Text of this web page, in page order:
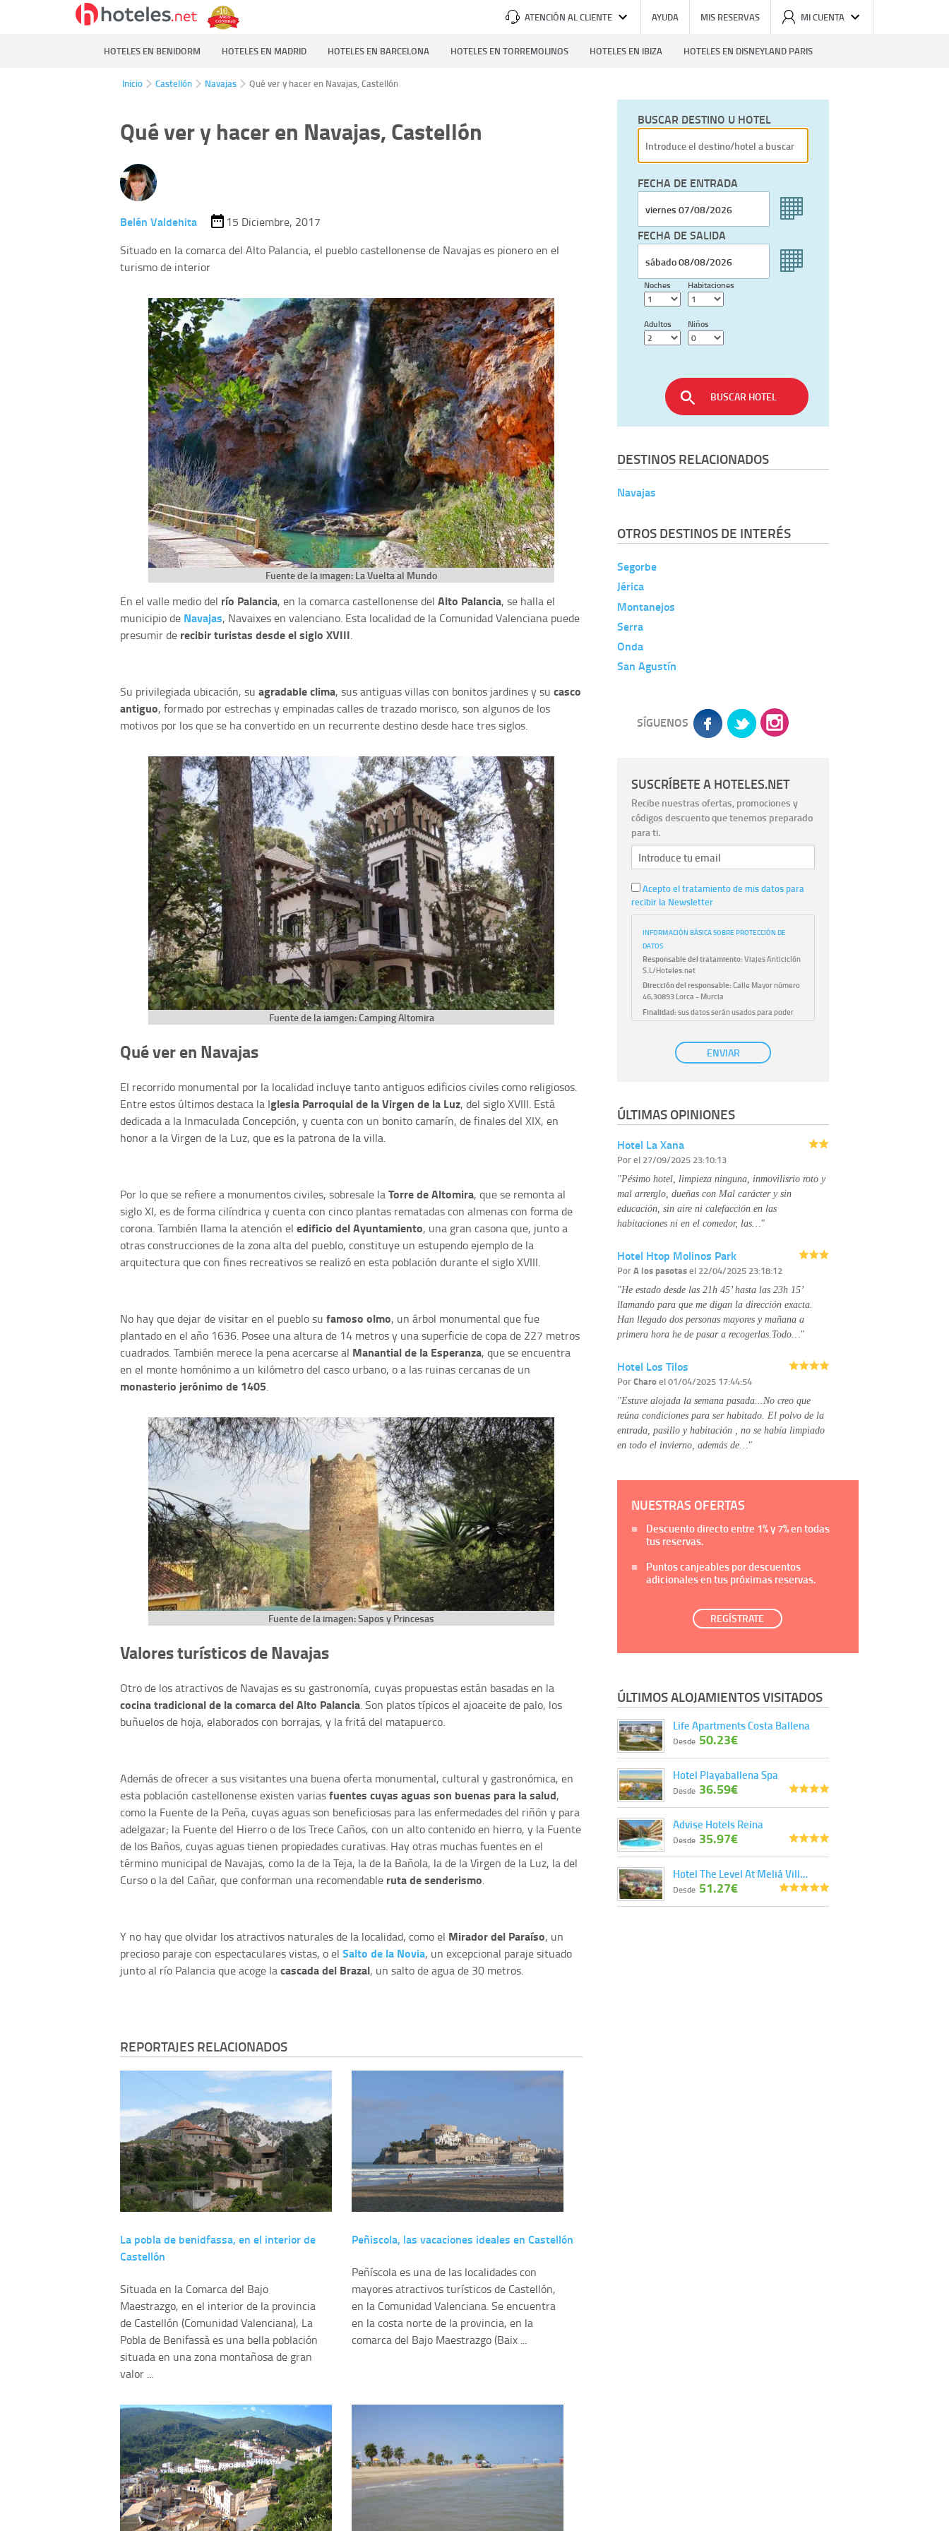
ATENCIÓN AL CLIENTE AYUDA MIS RESERVAS MI CUENTA
HOTELES EN BENIDORM HOTELES EN MADRID HOTELES EN BARCELONA HOTELES EN TORREMOLINOS HOTELES EN IBIZA HOTELES EN DISNEYLAND PARIS
Inicio Castellón Navajas Qué ver y hacer en Navajas, Castellón
Qué ver y hacer en Navajas, Castellón
Belén Valdehita
15 Diciembre, 2017
Situado en la comarca del Alto Palancia, el pueblo castellonense de Navajas es pionero en el
turismo de interior
Fuente de la imagen: La Vuelta al Mundo
En el valle medio del río Palancia, en la comarca castellonense del Alto Palancia, se halla el
municipio de Navajas, Navaixes en valenciano. Esta localidad de la Comunidad Valenciana puede
presumir de recibir turistas desde el siglo XVIII.
Su privilegiada ubicación, su agradable clima, sus antiguas villas con bonitos jardines y su casco
antiguo, formado por estrechas y empinadas calles de trazado morisco, son algunos de los
motivos por los que se ha convertido en un recurrente destino desde hace tres siglos.
Fuente de la iamgen: Camping Altomira
Qué ver en Navajas
El recorrido monumental por la localidad incluye tanto antiguos edificios civiles como religiosos.
Entre estos últimos destaca la Iglesia Parroquial de la Virgen de la Luz, del siglo XVIII. Está
dedicada a la Inmaculada Concepción, y cuenta con un bonito camarín, de finales del XIX, en
honor a la Virgen de la Luz, que es la patrona de la villa.
Por lo que se refiere a monumentos civiles, sobresale laTorre de Altomira, que se remonta al
siglo XI, es de forma cilíndrica y cuenta con cinco plantas rematadas con almenas con forma de
corona. También llama la atención el edificio del Ayuntamiento, una gran casona que, junto a
otras construcciones de la zona alta del pueblo, constituye un estupendo ejemplo de la
arquitectura que con fines recreativos se realizó en esta población durante el siglo XVIII.
No hay que dejar de visitar en el pueblo su famoso olmo, un árbol monumental que fue
plantado en el año 1636. Posee una altura de 14 metros y una superficie de copa de 227 metros
cuadrados. También merece la pena acercarse al Manantial de la Esperanza, que se encuentra
en el monte homónimo a un kilómetro del casco urbano, o a las ruinas cercanas de un
monasterio jerónimo de 1405.
Fuente de la imagen: Sapos y Princesas
Valores turísticos de Navajas
Otro de los atractivos de Navajas es su gastronomía, cuyas propuestas están basadas en la
cocina tradicional de la comarca del Alto Palancia. Son platos típicos el ajoaceite de palo, los
buñuelos de hoja, elaborados con borrajas, y la fritá del matapuerco.
Además de ofrecer a sus visitantes una buena oferta monumental, cultural y gastronómica, en
esta población castellonense existen variasfuentes cuyas aguas son buenas para la salud,
como la Fuente de la Peña, cuyas aguas son beneficiosas para las enfermedades del riñón y para
adelgazar; la Fuente del Hierro o de los Trece Caños, con un alto contenido en hierro, y la Fuente
de los Baños, cuyas aguas tienen propiedades curativas. Hay otras muchas fuentes en el
término municipal de Navajas, como la de la Teja, la de la Bañola, la de la Virgen de la Luz, la del
Curso o la del Cañar, que conforman una recomendable ruta de senderismo.
Y no hay que olvidar los atractivos naturales de la localidad, como el Mirador del Paraíso, un
precioso paraje con espectaculares vistas, o el Salto de la Novia, un excepcional paraje situado
junto al río Palancia que acoge lacascada del Brazal, un salto de agua de 30 metros.
REPORTAJES RELACIONADOS
La pobla de benidfassa, en el interior de
Castellón
Situada en la Comarca del Bajo
Maestrazgo, en el interior de la provincia
de Castellón (Comunidad Valenciana), La
Pobla de Benifassà es una bella población
situada en una zona montañosa de gran
valor ...
Peñiscola, las vacaciones ideales en Castellón
Peñíscola es una de las localidades con
mayores atractivos turísticos de Castellón,
en la Comunidad Valenciana. Se encuentra
en la costa norte de la provincia, en la
comarca del Bajo Maestrazgo (Baix ...
BUSCAR DESTINO U HOTEL
FECHA DE ENTRADA
FECHA DE SALIDA
Noches Habitaciones
Adultos Niños
BUSCAR HOTEL
DESTINOS RELACIONADOS
Navajas
OTROS DESTINOS DE INTERÉS
Segorbe
Jérica
Montanejos
Serra
Onda
San Agustín
SÍGUENOS
SUSCRÍBETE A HOTELES.NET
Recibe nuestras ofertas, promociones y
códigos descuento que tenemos preparado
para ti.
Acepto el tratamiento de mis datos para
recibir la Newsletter
INFORMACIÓN BÁSICA SOBRE PROTECCIÓN DE
DATOS
Responsable del tratamiento:Viajes Anticiclón
S.L/Hoteles.net
Dirección del responsable:Calle Mayor número
46,30893 Lorca - Murcia
Finalidad:sus datos serán usados para poder
atender sus solicitudes y prestarle nuestros
Publicidad: solo le enviaremos publicidad con su
autorización previa, que podrá facilitarnos
con su consentimiento previo, que podrá
facilitarnos mediante la casilla correspondiente
Destinatarios:
personal de nuestra entidad que esté
conocimiento de la información que le pedimos.
No se comunicarán datos a terceros.
Derechos: tiene derecho a saber qué
información tenemos sobre usted, corregirla y
eliminarla, tal y como se explica en la
página web.
Información complementaria:Puede consultar
tratamos sus datos en lapolítica de privacidad
ENVIAR
ÚLTIMAS OPINIONES
Hotel La Xana
Porel 27/09/2025 23:10:13
"Pésimo hotel, limpieza ninguna, inmovilisrio roto y
mal arrerglo, dueñas con Mal carácter y sin
educación, sin aire ni calefacción en las
habitaciones ni en el comedor, las…"
Hotel Htop Molinos Park
PorA los pasotasel 22/04/2025 23:18:12
"He estado desde las 21h 45’ hasta las 23h 15’
llamando para que me digan la dirección exacta.
Han llegado dos personas mayores y mañana a
primera hora he de pasar a recogerlas.Todo…"
Hotel Los Tilos
PorCharoel 01/04/2025 17:44:54
"Estuve alojada la semana pasada...No creo que
reúna condiciones para ser habitado. El polvo de la
entrada, pasillo y habitación , no se había limpiado
en todo el invierno, además de…"
NUESTRAS OFERTAS
Descuento directo entre 1%y7%en todas
tus reservas.
Puntos canjeables por descuentos
adicionales en tus próximas reservas.
REGÍSTRATE
ÚLTIMOS ALOJAMIENTOS VISITADOS
Life Apartments Costa Ballena
Desde 50.23€
Hotel Playaballena Spa
Desde 36.59€
Advise Hotels Reina
Desde 35.97€
Hotel The Level At Meliá Vill…
Desde 51.27€